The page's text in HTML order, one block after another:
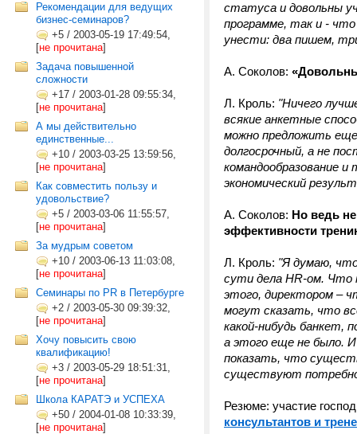
Рекомендации для ведущих
бизнес-семинаров?
+5 / 2003-05-19 17:49:54,
[не прочитана]
Задача повышенной
сложности
+17 / 2003-01-28 09:55:34,
[не прочитана]
А мы действительно
единственные...
+10 / 2003-03-25 13:59:56,
[не прочитана]
Как совместить пользу и
удовольствие?
+5 / 2003-03-06 11:55:57,
[не прочитана]
За мудрым советом
+10 / 2003-06-13 11:03:08,
[не прочитана]
Семинары по PR в Петербурге
+2 / 2003-05-30 09:39:32,
[не прочитана]
Хочу повысить свою
квалификацию!
+3 / 2003-05-29 18:51:31,
[не прочитана]
Школа КАРАТЭ и УСПЕХА
+50 / 2004-01-08 10:33:39,
[не прочитана]
статуса и довольны
программе, так и -
унести: два пишем,
А. Соколов:
Л. Кроль: "Ничего
всякие анкетные
можно предложить
долгосрочный, а не
командообразование
экономический
А. Соколов: Но ведь
эффективности
Л. Кроль: "Я думаю,
сути дела HR-ом. Что
этого, директором –
могут сказать, что
какой-нибудь банкет,
а этого еще не было.
показать, что
существуют
Резюме: участие
консультантов и